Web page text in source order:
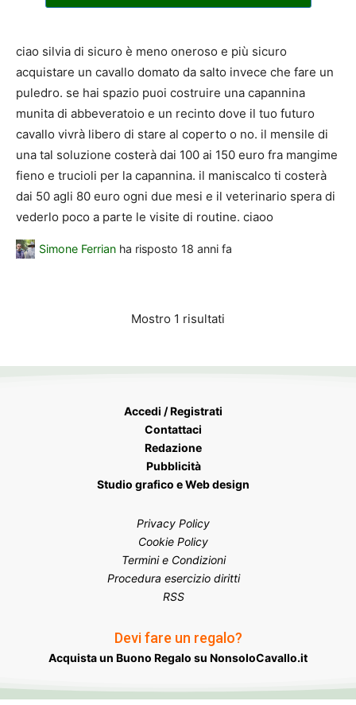
ciao silvia di sicuro è meno oneroso e più sicuro
acquistare un cavallo domato da salto invece che fare un
puledro. se hai spazio puoi costruire una capannina
munita di abbeveratoio e un recinto dove il tuo futuro
cavallo vivrà libero di stare al coperto o no. il mensile di
una tal soluzione costerà dai 100 ai 150 euro fra mangime
fieno e trucioli per la capannina. il maniscalco ti costerà
dai 50 agli 80 euro ogni due mesi e il veterinario spera di
vederlo poco a parte le visite di routine. ciaoo
Simone Ferrian ha risposto 18 anni fa
Mostro 1 risultati
Accedi / Registrati
Contattaci
Redazione
Pubblicità
Studio grafico e Web design
Privacy Policy
Cookie Policy
Termini e Condizioni
Procedura esercizio diritti
RSS
Devi fare un regalo?
Acquista un Buono Regalo su NonsoloCavallo.it